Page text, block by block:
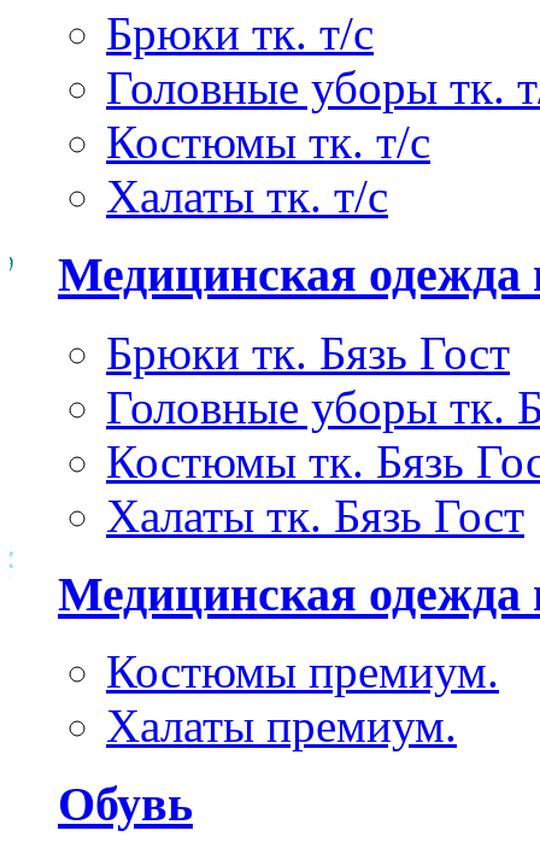
Брюки тк. т/с
Головные уборы тк.
Костюмы тк. т/с
Халаты тк. т/с
Медицинская одежда
Брюки тк. Бязь Гост
Головные уборы тк.
Костюмы тк. Бязь
Халаты тк. Бязь Гост
Медицинская одежда
Костюмы премиум.
Халаты премиум.
Обувь